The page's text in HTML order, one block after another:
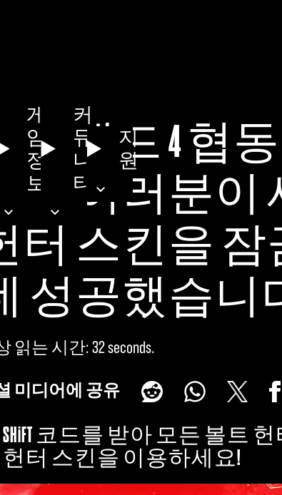
게
임
정
보
커
뮤
니
티
지
원
더랜드 4 협
어 여러분이
터 스킨을
성공했습니
읽는 시간 32 seconds
미디어에 공유
SHiFT 코드를 받아 모든 볼트
헌터 스킨을 이용하세요!